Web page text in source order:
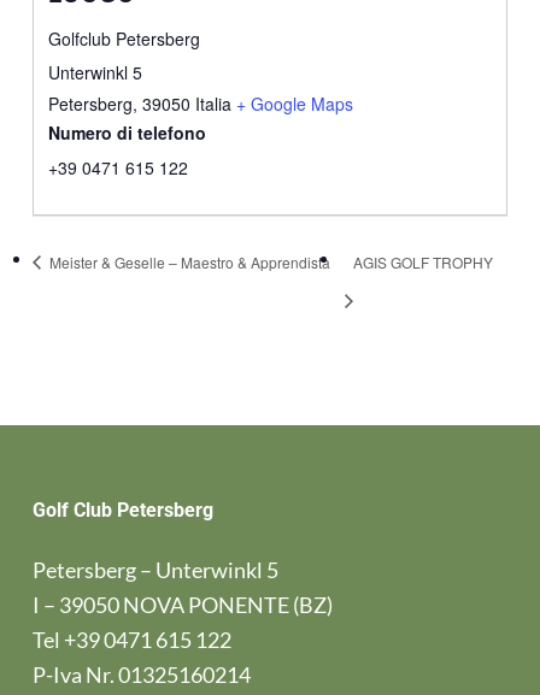
Golfclub Petersberg
Unterwinkl 5
Petersberg, 39050 Italia + Google Maps
Numero di telefono
+39 0471 615 122
Meister & Geselle – Maestro & Apprendista AGIS GOLF TROPHY
Golf Club Petersberg
Petersberg – Unterwinkl 5
I – 39050 NOVA PONENTE (BZ)
Tel +39 0471 615 122
P-Iva Nr. 01325160214